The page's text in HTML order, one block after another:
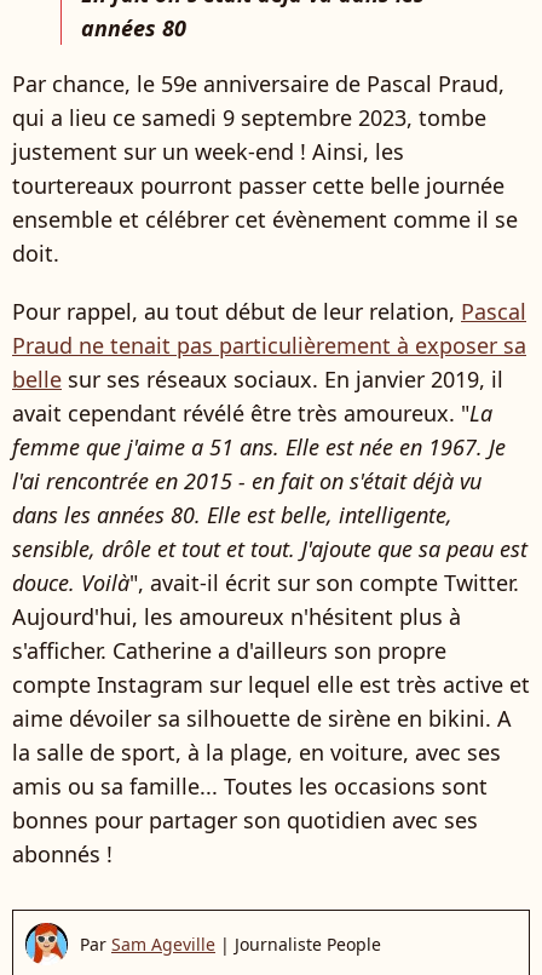
années 80
Par chance, le 59e anniversaire de Pascal Praud,
qui a lieu ce samedi 9 septembre 2023, tombe
justement sur un week-end ! Ainsi, les
tourtereaux pourront passer cette belle journée
ensemble et célébrer cet évènement comme il se
doit.
Pour rappel, au tout début de leur relation, Pascal
Praud ne tenait pas particulièrement à exposer sa
belle sur ses réseaux sociaux. En janvier 2019, il
avait cependant révélé être très amoureux. "La
femme que j'aime a 51 ans. Elle est née en 1967. Je
l'ai rencontrée en 2015 - en fait on s'était déjà vu
dans les années 80. Elle est belle, intelligente,
sensible, drôle et tout et tout. J'ajoute que sa peau est
douce. Voilà", avait-il écrit sur son compte Twitter.
Aujourd'hui, les amoureux n'hésitent plus à
s'afficher. Catherine a d'ailleurs son propre
compte Instagram sur lequel elle est très active et
aime dévoiler sa silhouette de sirène en bikini. A
la salle de sport, à la plage, en voiture, avec ses
amis ou sa famille... Toutes les occasions sont
bonnes pour partager son quotidien avec ses
abonnés !
Par Sam Ageville | Journaliste People